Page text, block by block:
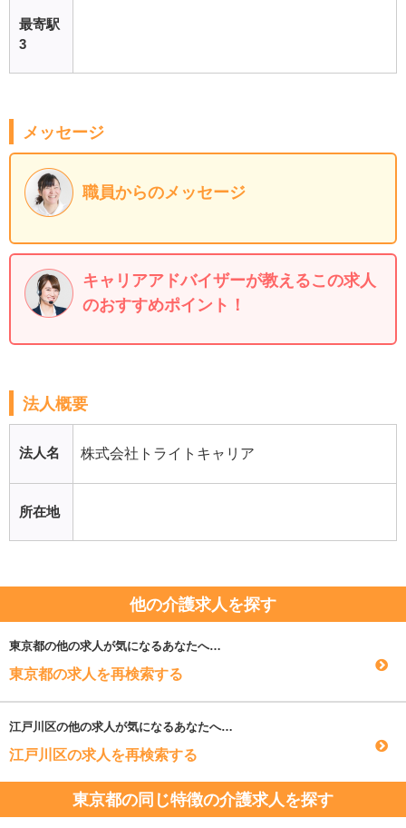
最寄駅
3
メッセージ
職員からのメッセージ
キャリアアドバイザーが教えるこの求人
のおすすめポイント！
法人概要
法人名 株式会社トライトキャリア
所在地
他の介護求人を探す
東京都の他の求人が気になるあなたへ…
東京都の求人を再検索する
江戸川区の他の求人が気になるあなたへ…
江戸川区の求人を再検索する
東京都の同じ特徴の介護求人を探す